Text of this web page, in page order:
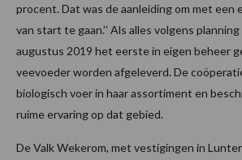
procent. Dat was de aanleiding om met een
van start te gaan.’’ Als alles volgens
augustus 2019 het eerste in eigen beheer
veevoeder worden afgeleverd. De
biologisch voer in haar assortiment en
ruime ervaring op dat gebied.
De Valk Wekerom, met vestigingen in